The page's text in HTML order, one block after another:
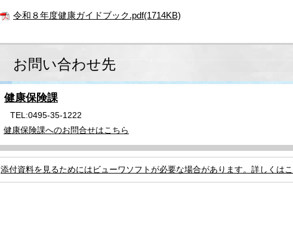
令和８年度健康ガイドブック.pdf(1714KB)
お問い合わせ先
健康保険課
TEL:0495-35-1222
健康保険課へのお問合せはこちら
添付資料を見るためにはビューワソフトが必要な場合があります。詳しくはこ